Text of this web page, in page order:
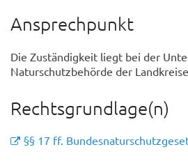
Ansprechpunkt
Die Zuständigkeit liegt bei der
Naturschutzbehörde der
Rechtsgrundlage(n)
§§ 17 ff.